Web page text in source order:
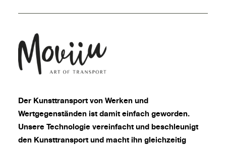
Der Kunsttransport von Werken und
Wertgegenständen ist damit einfach geworden.
Unsere Technologie vereinfacht und beschleunigt
den Kunsttransport und macht ihn gleichzeitig